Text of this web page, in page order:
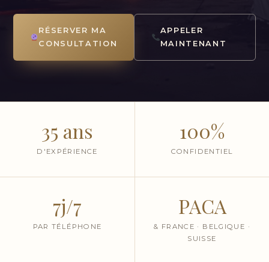
RÉSERVER MA
CONSULTATION
APPELER
MAINTENANT
35 ans
D'EXPÉRIENCE
100%
CONFIDENTIEL
7j/7
PAR TÉLÉPHONE
PACA
& FRANCE · BELGIQUE ·
SUISSE